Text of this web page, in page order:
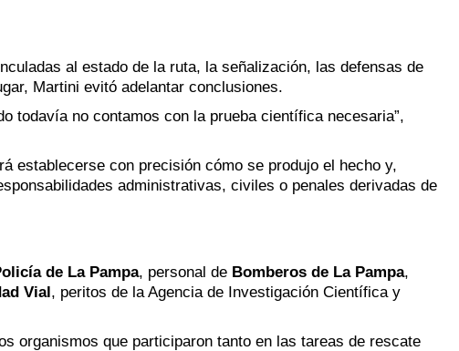
al estado de la ruta, la señalización, las defensas de
Martini evitó adelantar conclusiones.
todavía no contamos con la prueba científica necesaria”,
establecerse con precisión cómo se produjo el hecho y,
administrativas, civiles o penales derivadas de
de La Pampa, personal de Bomberos de La Pampa,
Vial, peritos de la Agencia de Investigación Científica y
organismos que participaron tanto en las tareas de rescate